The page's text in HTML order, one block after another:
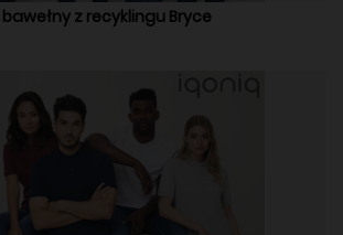
z recyklingu Bryce